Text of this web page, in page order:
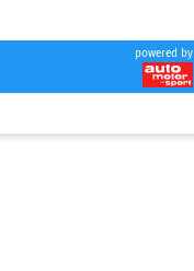
powered by